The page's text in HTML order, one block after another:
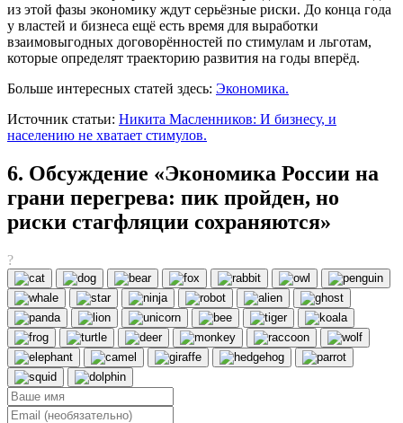
из этой фазы экономику ждут серьёзные риски. До конца года
у властей и бизнеса ещё есть время для выработки
взаимовыгодных договорённостей по стимулам и льготам,
которые определят траекторию развития на годы вперёд.
Больше интересных статей здесь: Экономика.
Источник статьи: Никита Масленников: И бизнесу, и
населению не хватает стимулов.
6. Обсуждение «Экономика России на
грани перегрева: пик пройден, но
риски стагфляции сохраняются»
?